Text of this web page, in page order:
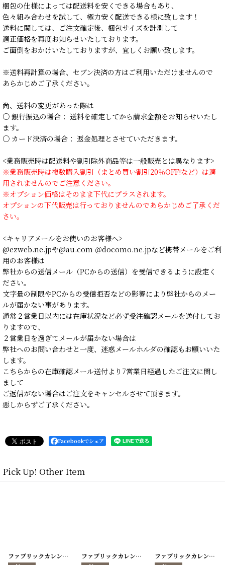
梱包の仕様によっては配送料を安くできる場合もあり、
色々組み合わせを試して、極力安く配送できる様に致します！
送料に関しては、ご注文確定後、梱包サイズを計測して
適正価格を再度お知らせいたしております。
ご面倒をおかけいたしておりますが、宜しくお願い致します。
※送料再計算の場合、セブン決済の方はご利用いただけませんので
あらかじめご了承ください。
尚、送料の変更があった際は
○ 銀行振込の場合： 送料を確定してから請求金額をお知らせいたし
ます。
○ カード決済の場合： 返金処理とさせていただきます。
<業務販売時は配送料や割引除外商品等は一般販売とは異なります>
※業務販売時は複数購入割引（まとめ買い割引20％OFF!など）は適
用されませんのでご注意ください。
※オプション価格はそのまま下代にプラスされます。
オプションの下代販売は行っておりませんのであらかじめご了承くだ
さい。
<キャリアメールをお使いのお客様へ>
@ezweb.ne.jpや@au.com ＠docomo.ne.jpなど携帯メールをご利
用のお客様は
弊社からの送信メール（PCからの送信）を受信できるように設定く
ださい。
文字量の制限やPCからの受信拒否などの影響により弊社からのメー
ルが届かない事があります。
通常２営業日以内には在庫状況など必ず受注確認メールを送付してお
りますので、
２営業日を過ぎてメールが届かない場合は
弊社へのお問い合わせと一度、迷惑メールホルダの確認もお願いいた
します。
こちらからの在庫確認メール送付より7営業日経過したご注文に関し
まして
ご返信がない場合はご注文をキャンセルさせて頂きます。
悪しからずご了承ください。
Facebookでシェア
Pick Up! Other Item
[260317-40 [260317-39 [260317-38
ファブリックカレンダー ・キッチンクロス リメイクパンツ/VINTAGE REMAKE PANTS ファブリックカレンダー ・キッチンクロス リメイクパンツ/VINTAGE REMAKE PANTS ファブリックカレンダー ・キッチンクロス リメイクパンツ/VINTAGE REMAKE PANTS